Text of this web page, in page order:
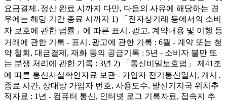
요금결제․정산 완료 시까지 다만, 다음의 사유에 해당하는 경
우에는 해당 기간 종료 시까지 1) 「전자상거래 등에서의 소비
자 보호에 관한 법률」에 따른 표시․광고, 계약내용 및 이행 등
거래에 관한 기록 - 표시․광고에 관한 기록 : 6월 - 계약 또는 청
약 철회, 대금결제, 재화 등의 공급기록 : 5년 - 소비자 불만 또
는 분쟁 처리에 관한 기록 : 3년 2) 「통신비밀보호법」 제41조
에 따른 통신사실확인자료 보관 - 가입자 전기통신일시, 개시․
종료 시간, 상대방 가입자 번호, 사용도수, 발신기지국 위치추
적자료 : 1년 - 컴퓨터 통신, 인터넷 로그 기록자료, 접속지 추